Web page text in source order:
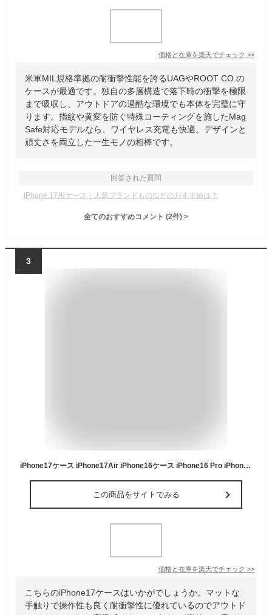
価格と在庫を楽天でチェック >>
米軍MIL規格準拠の耐衝撃性能を誇るUAGやROOT CO.の
ケースが最適です。独自の多層構造で落下時の衝撃を極限
まで吸収し、アウトドアの過酷な環境でも本体を完璧に守
ります。指紋や黄変を防ぐ特殊コーティングを施したMag
Safe対応モデルなら、ワイヤレス充電も快適。デザインと
頑丈さを両立した一生モノの相棒です。
回答された質問
iPhone 17用ケース｜人気ブランドものなどのおすすめは？
全てのおすすめコメント (2件) >
3
iPhone17ケース iPhone17Air iPhone16ケース iPhone16 Pro iPhone17 ProMax iPhone 17 Pro iPhone17 スマホケース シンプル かわいい 半透明 オススメ 手触り良い マット 耐衝撃 指紋防止 高品質 人気 日常 多機能 スリム エアバッグ アイフォンケース 高級感 黄変防止
この商品をサイトでみる
価格と在庫を楽天でチェック >>
こちらのiPhone17ケースはいかがでしょうか。マットな
手触りで操作性も良く耐衝撃性に優れているのでアウトド